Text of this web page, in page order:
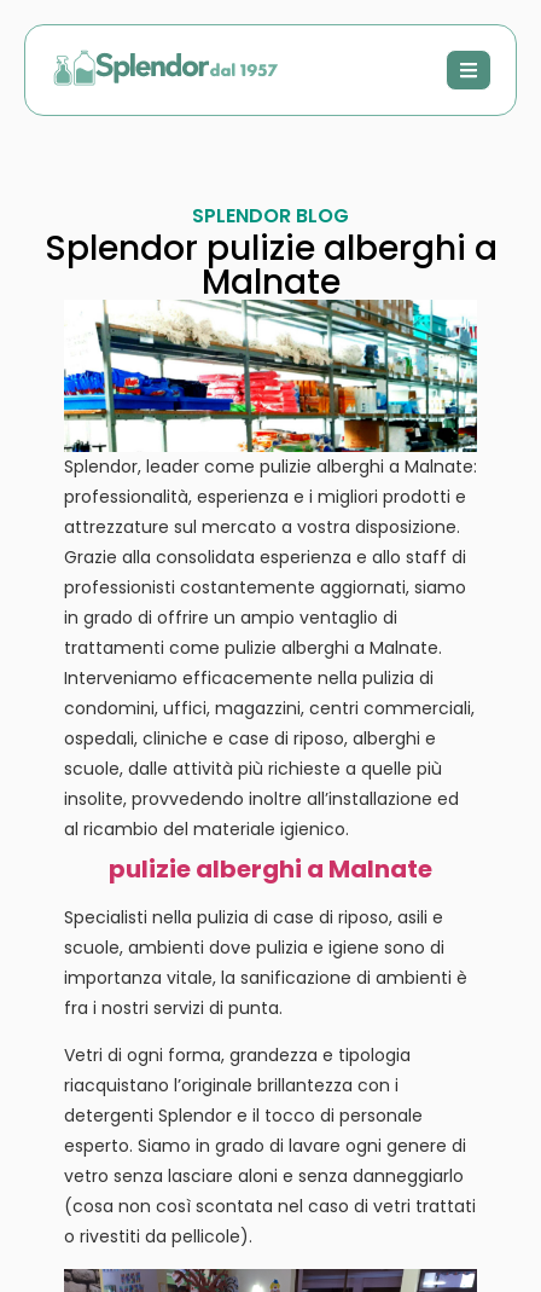
SPLENDOR BLOG
Splendor pulizie alberghi a
Malnate
Splendor, leader come pulizie alberghi a Malnate:
professionalità, esperienza e i migliori prodotti e
attrezzature sul mercato a vostra disposizione.
Grazie alla consolidata esperienza e allo staff di
professionisti costantemente aggiornati, siamo
in grado di offrire un ampio ventaglio di
trattamenti come pulizie alberghi a Malnate.
Interveniamo efficacemente nella pulizia di
condomini, uffici, magazzini, centri commerciali,
ospedali, cliniche e case di riposo, alberghi e
scuole, dalle attività più richieste a quelle più
insolite, provvedendo inoltre all’installazione ed
al ricambio del materiale igienico.
pulizie alberghi a Malnate
Specialisti nella pulizia di case di riposo, asili e
scuole, ambienti dove pulizia e igiene sono di
importanza vitale, la sanificazione di ambienti è
fra i nostri servizi di punta.
Vetri di ogni forma, grandezza e tipologia
riacquistano l’originale brillantezza con i
detergenti Splendor e il tocco di personale
esperto. Siamo in grado di lavare ogni genere di
vetro senza lasciare aloni e senza danneggiarlo
(cosa non così scontata nel caso di vetri trattati
o rivestiti da pellicole).